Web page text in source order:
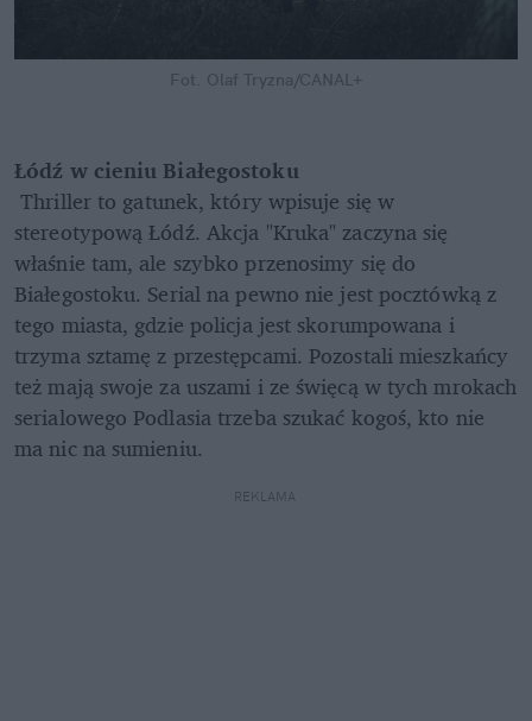
Fot. Olaf Tryzna/CANAL+
Łódź w cieniu Białegostoku
Thriller to gatunek, który wpisuje się w
stereotypową Łódź. Akcja "Kruka" zaczyna się
właśnie tam, ale szybko przenosimy się do
Białegostoku. Serial na pewno nie jest pocztówką z
tego miasta, gdzie policja jest skorumpowana i
trzyma sztamę z przestępcami. Pozostali mieszkańcy
też mają swoje za uszami i ze święcą w tych mrokach
serialowego Podlasia trzeba szukać kogoś, kto nie
ma nic na sumieniu.
REKLAMA